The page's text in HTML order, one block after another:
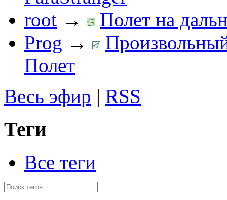
root →
Полет на
Prog →
Полет
Весь эфир | RSS
Теги
Все теги